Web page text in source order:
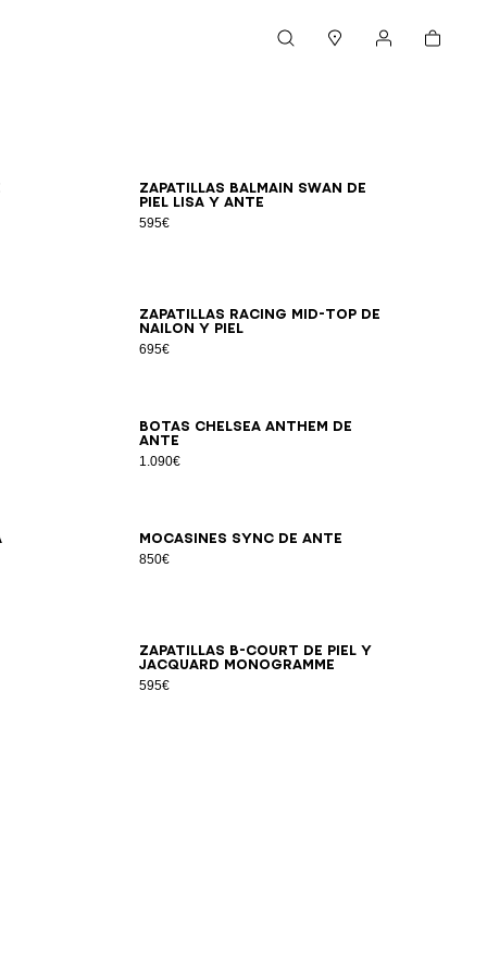
Cesta
Zapatillas Balmain Swan de
piel lisa y ante
595€
394041424344 4546
Zapatillas Racing Mid-Top de
nailon y piel
695€
3940 414243444546
Botas Chelsea Anthem de
ante
1.090€
4041424344 4546
Mocasines Sync de ante
850€
404142 434445
Zapatillas B-Court de piel y
jacquard Monogramme
595€
404142 4344454647